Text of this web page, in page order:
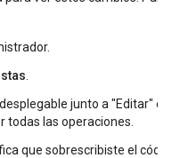
junto a "Editar"
todas las operaciones.
que sobrescribiste el